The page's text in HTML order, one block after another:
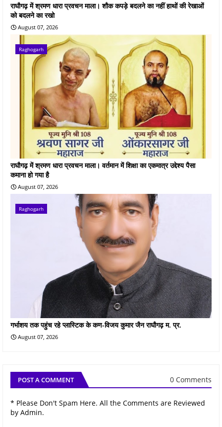
राघौगढ़ में श्रमण धारा प्रवचन माला। शौक कपड़े बदलने का नहीं हाथों की रेखाओं
को बदलने का रखो
August 07, 2026
Raghogarh
राघौगढ़ में श्रमण धारा प्रवचन माला। वर्तमान में शिक्षा का एकमात्र उद्देश्य पैसा
कमाना हो गया है
August 07, 2026
Raghogarh
गर्भाशय तक पहुंच रहे प्लास्टिक के कण-विजय कुमार जैन राघौगढ़ म. प्र.
August 07, 2026
POST A COMMENT 0 Comments
* Please Don't Spam Here. All the Comments are Reviewed
by Admin.